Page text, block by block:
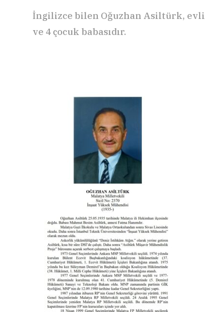
İngilizce bilen Oğuzhan Asiltürk, evli
ve 4 çocuk babasıdır.